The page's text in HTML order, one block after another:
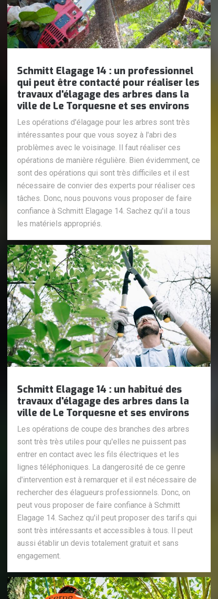
Schmitt Elagage 14 : un professionnel
qui peut être contacté pour réaliser les
travaux d'élagage des arbres dans la
ville de Le Torquesne et ses environs
Les opérations d'élagage pour les arbres sont très
intéressantes pour que vous soyez à l'abri des
problèmes avec le voisinage. Il faut réaliser ces
opérations de manière régulière. Bien évidemment, ce
sont des opérations qui sont très difficiles et il est
nécessaire de convier des experts pour réaliser ces
tâches. Donc, nous pouvons vous proposer de faire
confiance à Schmitt Elagage 14. Sachez qu'il a tous
les matériels appropriés.
Schmitt Elagage 14 : un habitué des
travaux d'élagage des arbres dans la
ville de Le Torquesne et ses environs
Les opérations de coupe des branches des arbres
sont très très utiles pour qu'elles ne puissent pas
entrer en contact avec les fils électriques et les
lignes téléphoniques. La dangerosité de ce genre
d'intervention est à remarquer et il est nécessaire de
rechercher des élagueurs professionnels. Donc, on
peut vous proposer de faire confiance à Schmitt
Elagage 14. Sachez qu'il peut proposer des tarifs qui
sont très intéressants et accessibles à tous. Il peut
aussi établir un devis totalement gratuit et sans
engagement.